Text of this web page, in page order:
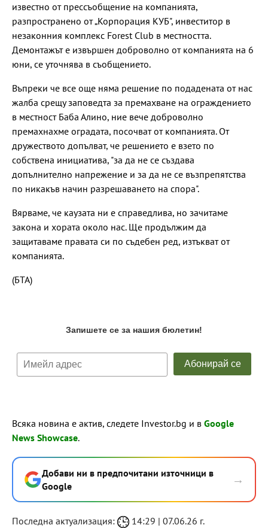
известно от прессъобщение на компанията,
разпространено от „Корпорация КУБ", инвеститор в
незаконния комплекс Forest Club в местността.
Демонтажът е извършен доброволно от компанията на 6
юни, се уточнява в съобщението.
Въпреки че все още няма решение по подадената от нас
жалба срещу заповедта за премахване на ограждението
в местност Баба Алино, ние вече доброволно
премахнахме оградата, посочват от компанията. От
дружеството допълват, че решението е взето по
собствена инициатива, "за да не се създава
допълнително напрежение и за да не се възпрепятства
по никакъв начин разрешаването на спора".
Вярваме, че каузата ни е справедлива, но зачитаме
закона и хората около нас. Ще продължим да
защитаваме правата си по съдебен ред, изтъкват от
компанията.
(БТА)
Всяка новина е актив, следете Investor.bg и в Google
News Showcase.
Добави ни в предпочитани източници в
Google
→
Последна актуализация: 14:29 | 07.06.26 г.